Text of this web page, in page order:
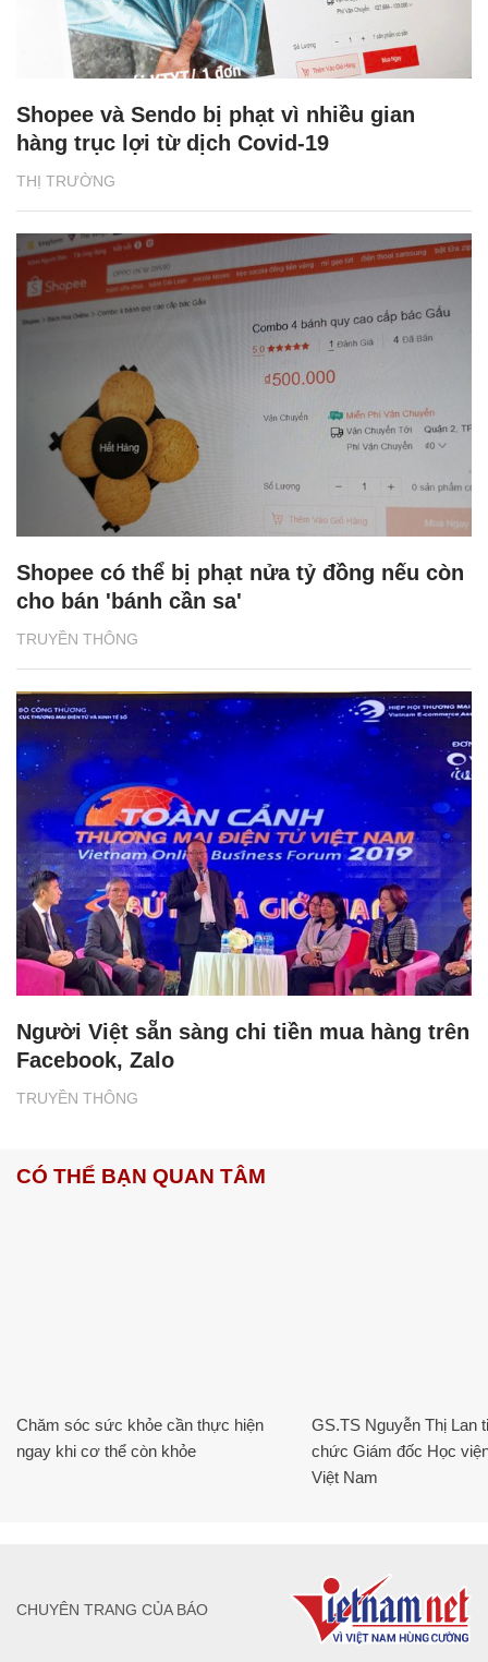
THỊ TRƯỜNG
Shopee và Sendo bị phạt vì nhiều gian
hàng trục lợi từ dịch Covid-19
TRUYỀN THÔNG
Shopee có thể bị phạt nửa tỷ đồng nếu còn
cho bán 'bánh cần sa'
TRUYỀN THÔNG
Người Việt sẵn sàng chi tiền mua hàng trên
Facebook, Zalo
CÓ THỂ BẠN QUAN TÂM
Chăm sóc sức khỏe cần thực hiện
ngay khi cơ thể còn khỏe
GS.TS Nguyễn Thị Lan
chức Giám đốc Học
Việt Nam
CHUYÊN TRANG CỦA BÁO